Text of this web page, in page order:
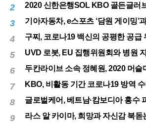
2 2020 신한은행SOL KBO 골든글러브시상
3 기아자동차, e스포츠 ‘담원 게이밍’과 네
4 구찌, 코로나19 백신의 공평한 공급 위해 유니
5 UVD 로봇, EU 집행위원회와 병원 자율 소독
6 두칸라이브 소속 정혜원, 2020 머슬마
7 KBO, 비활동 기간 코로나19 방역
8 글로벌케어, 베트남·캄보디아 홍수
9 라스 알 카이마, 희망과 자신감 북돋는